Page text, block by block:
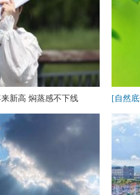
新高 焖蒸感不下线 [自然